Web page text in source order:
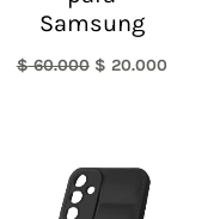
Samsung
$60.000 $ 20.000